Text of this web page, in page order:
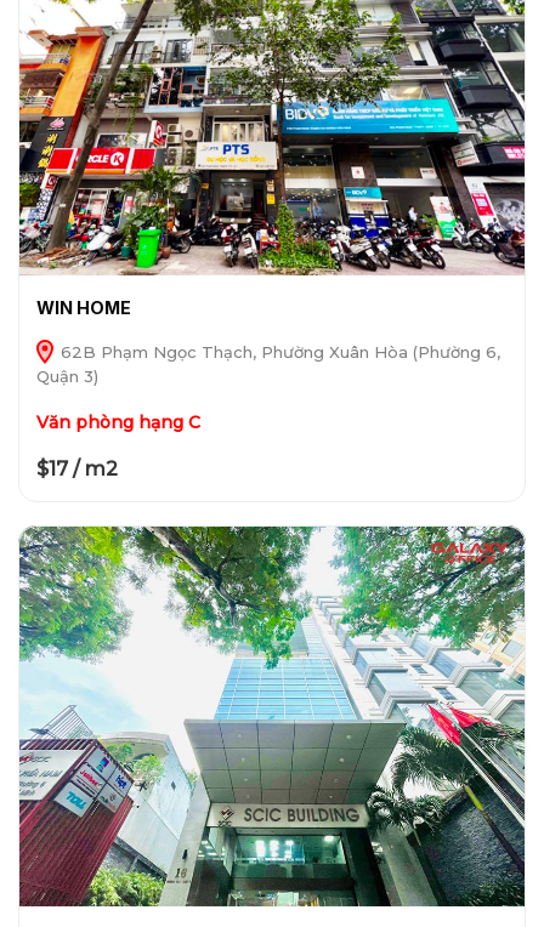
WIN HOME
62B Phạm Ngọc Thạch, Phường Xuân Hòa (Phường 6,
Quận 3)
Văn phòng hạng C
$17 / m2